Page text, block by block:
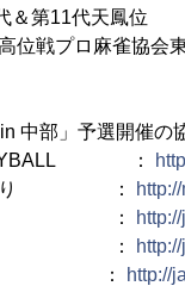
第11代天鳳位
位戦プロ麻雀協会
中部」予選開催の
：
まわり ：
ド ：
キー ：
ろん ：
http://